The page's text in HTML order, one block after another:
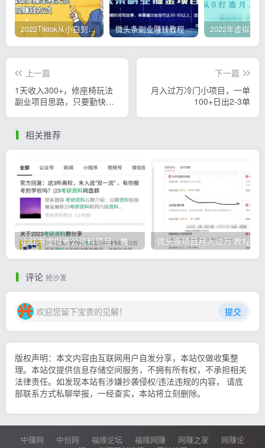
2022Tiktok从小白到精英实操，0-1保姆级实操全程无忧，多种变现赚钱方式 微头条副业赚钱教程，项目单号单天做到50-100+收益
上一篇
1天收入300+，修座椅玩法
副业项目思路，只要勤快人
下一篇
月入过万冷门小项目，一单
100+日出2-3单
相关推荐
小红书虚拟考公资料项目，教资项目轻松月入过万的核心玩法
评论 抢沙发
欢迎您留下宝贵的见解！ 提交
版权声明：本文内容由互联网用户自发分享，本站仅做收集整
理。本站仅提供信息存储空间服务，不拥有所有权，不承担相关
法律责任。如发现本站有涉嫌抄袭侵权/违法违规的内容， 请底
部联系方式私聊举报，一经查实，本站将立刻删除。
中赚网 中创网 福缘论坛 福缘网赚 网赚之家
网赚论